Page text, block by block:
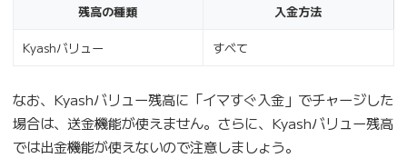
残高の種類 入金方法
Kyashバリュー すべて
なお、Kyashバリュー残高に「イマすぐ入金」でチャージした
場合は、送金機能が使えません。さらに、Kyashバリュー残高
では出金機能が使えないので注意しましょう。